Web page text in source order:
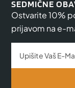
SEDMIČNE
Ostvarite 10%
prijavom na e-